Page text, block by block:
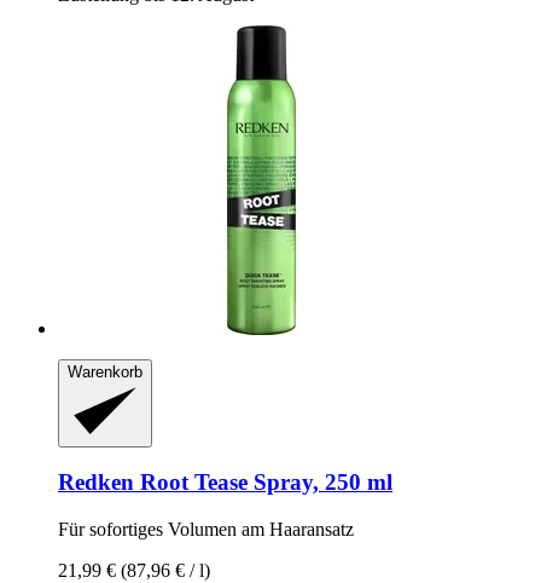
Warenkorb
Redken Root Tease Spray, 250 ml
Für sofortiges Volumen am Haaransatz
21,99 € (87,96 € / l)